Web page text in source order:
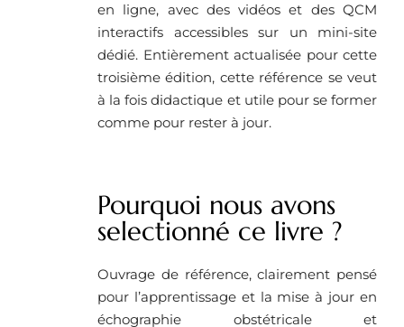
en ligne, avec des vidéos et des QCM
interactifs accessibles sur un mini-site
dédié. Entièrement actualisée pour cette
troisième édition, cette référence se veut
à la fois didactique et utile pour se former
comme pour rester à jour.
Pourquoi nous avons
selectionné ce livre ? ​
Ouvrage de référence, clairement pensé
pour l’apprentissage et la mise à jour en
échographie obstétricale et